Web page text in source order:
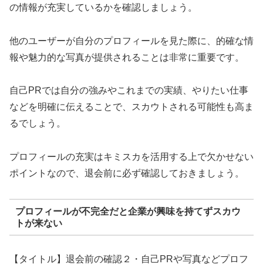
の情報が充実しているかを確認しましょう。
他のユーザーが自分のプロフィールを見た際に、的確な情
報や魅力的な写真が提供されることは非常に重要です。
自己PRでは自分の強みやこれまでの実績、やりたい仕事
などを明確に伝えることで、スカウトされる可能性も高ま
るでしょう。
プロフィールの充実はキミスカを活用する上で欠かせない
ポイントなので、退会前に必ず確認しておきましょう。
プロフィールが不完全だと企業が興味を持てずスカウ
トが来ない
【タイトル】退会前の確認２・自己PRや写真などプロフ